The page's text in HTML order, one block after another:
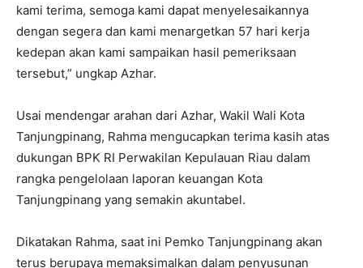
kami terima, semoga kami dapat menyelesaikannya
dengan segera dan kami menargetkan 57 hari kerja
kedepan akan kami sampaikan hasil pemeriksaan
tersebut,” ungkap Azhar.
Usai mendengar arahan dari Azhar, Wakil Wali Kota
Tanjungpinang, Rahma mengucapkan terima kasih atas
dukungan BPK RI Perwakilan Kepulauan Riau dalam
rangka pengelolaan laporan keuangan Kota
Tanjungpinang yang semakin akuntabel.
Dikatakan Rahma, saat ini Pemko Tanjungpinang akan
terus berupaya memaksimalkan dalam penyusunan